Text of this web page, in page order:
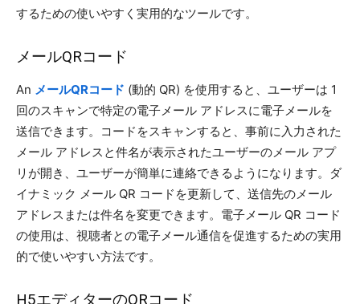
するための使いやすく実用的なツールです。
メールQRコード
An メールQRコード (動的 QR) を使用すると、ユーザーは 1
回のスキャンで特定の電子メール アドレスに電子メールを
送信できます。コードをスキャンすると、事前に入力された
メール アドレスと件名が表示されたユーザーのメール アプ
リが開き、ユーザーが簡単に連絡できるようになります。ダ
イナミック メール QR コードを更新して、送信先のメール
アドレスまたは件名を変更できます。電子メール QR コード
の使用は、視聴者との電子メール通信を促進するための実用
的で使いやすい方法です。
H5エディターのQRコード